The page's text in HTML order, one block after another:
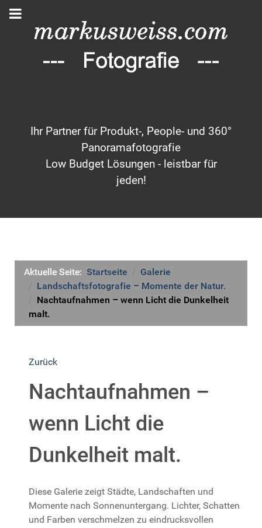
Ihr Partner für Produkt-, People- und 360°
Panoramafotografie
Low Budget Lösungen - leistbar für
jeden!
Aktuelle Seite: Startseite
Galerie
Landschaftsfotografie – Momente der Natur.
Nachtaufnahmen – wenn Licht die Dunkelheit
malt.
Zurück
Nachtaufnahmen –
wenn Licht die
Dunkelheit malt.
Diese Galerie zeigt Städte, Landschaften und
Momente nach Sonnenuntergang. Lichter, Schatten
und Farben verschmelzen zu eindrucksvollen